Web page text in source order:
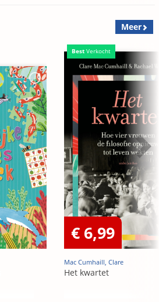
Meer
Best Verkocht
€ 6,99
Mac Cumhaill, Clare
Het kwartet